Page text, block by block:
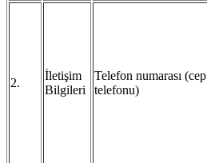
2.
İletişim
Bilgileri
Telefon numarası (cep
telefonu)